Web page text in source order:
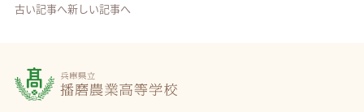
古い記事へ新しい記事へ